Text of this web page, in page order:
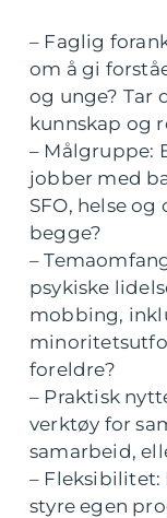
– Faglig
om å gi
og unge? Tar
kunnskap og
– Målgruppe:
jobber med
SFO, helse
begge?
–
psykiske
mobbing,
foreldre?
– Praktisk
verktøy for
samarbeid,
– Fleksibilitet:
styre egen